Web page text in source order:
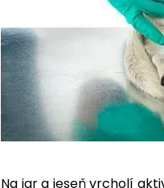
Na jar a jeseň vrcholí